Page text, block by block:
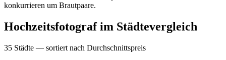
konkurrieren um Brautpaare.
Hochzeitsfotografim Städtevergleich
35 Städte — sortiert nach Durchschnittspreis